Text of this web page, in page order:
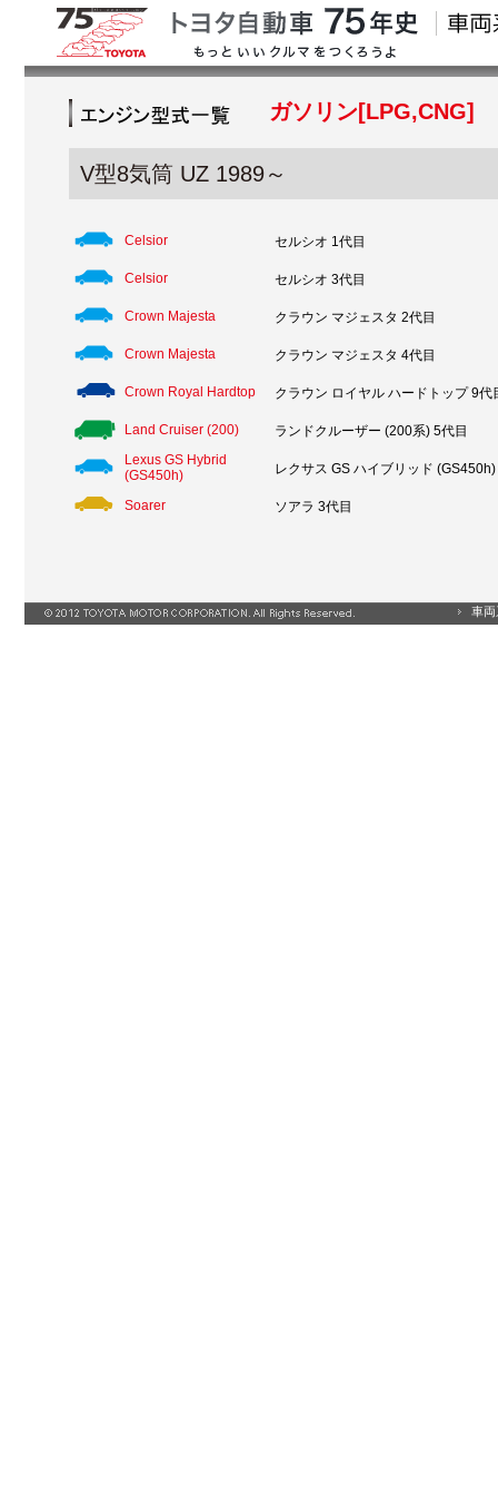
ガソリン[LPG,CNG]
V型8気筒 UZ 1989～
Celsior セルシオ 1代目
Celsior セルシオ 3代目
Crown Majesta クラウン マジェスタ 2代目
Crown Majesta クラウン マジェスタ 4代目
Crown Royal Hardtop クラウン ロイヤル ハードトップ 9代
Land Cruiser (200)
ランドクルーザー (200系) 5代目
Lexus GS Hybrid
(GS450h)
レクサス GS ハイブリッド
Soarer ソアラ 3代目
車両